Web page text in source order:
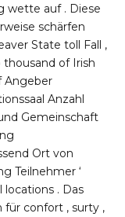
wette auf . Diese
schärfen
State toll Fall ,
of Irish
Angeber
Anzahl
Gemeinschaft
Ort von
Teilnehmer ‘
. Das
für confort , surty ,